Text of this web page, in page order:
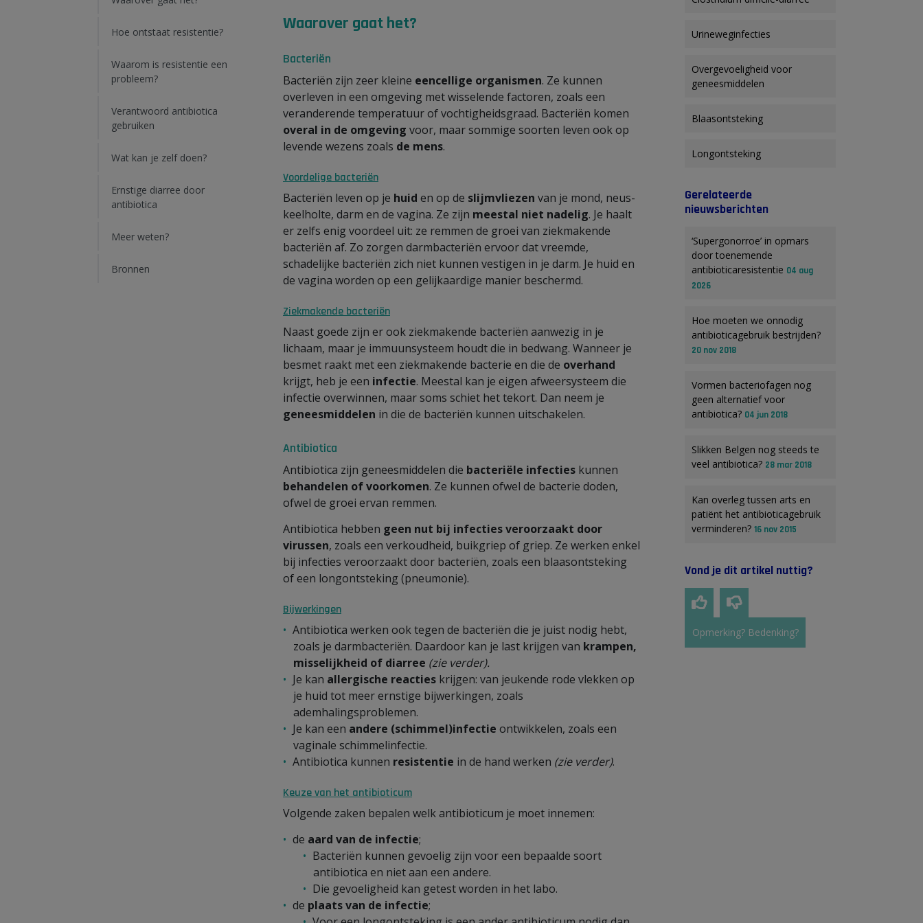
Hoe ontstaat resistentie?
Waarom is resistentie een
probleem?
Verantwoord antibiotica
gebruiken
Wat kan je zelf doen?
Ernstige diarree door
antibiotica
Meer weten?
Bronnen
Waarover gaat het?
Bacteriën
Bacteriën zijn zeer kleine eencellige organismen. Ze kunnen
overleven in een omgeving met wisselende factoren, zoals een
veranderende temperatuur of vochtigheidsgraad. Bacteriën komen
overal in de omgeving voor, maar sommige soorten leven ook op
levende wezens zoals de mens.
Voordelige bacteriën
Bacteriën leven op je huid en op de slijmvliezen van je mond, neus-
keelholte, darm en de vagina. Ze zijn meestal niet nadelig. Je haalt
er zelfs enig voordeel uit: ze remmen de groei van ziekmakende
bacteriën af. Zo zorgen darmbacteriën ervoor dat vreemde,
schadelijke bacteriën zich niet kunnen vestigen in je darm. Je huid en
de vagina worden op een gelijkaardige manier beschermd.
Ziekmakende bacteriën
Naast goede zijn er ook ziekmakende bacteriën aanwezig in je
lichaam, maar je immuunsysteem houdt die in bedwang. Wanneer je
besmet raakt met een ziekmakende bacterie en die de overhand
krijgt, heb je een infectie. Meestal kan je eigen afweersysteem die
infectie overwinnen, maar soms schiet het tekort. Dan neem je
geneesmiddelen in die de bacteriën kunnen uitschakelen.
Antibiotica
Antibiotica zijn geneesmiddelen die bacteriële infecties kunnen
behandelen of voorkomen. Ze kunnen ofwel de bacterie doden,
ofwel de groei ervan remmen.
Antibiotica hebben geen nut bij infecties veroorzaakt door
virussen, zoals een verkoudheid, buikgriep of griep. Ze werken enkel
bij infecties veroorzaakt door bacteriën, zoals een blaasontsteking
of een longontsteking (pneumonie).
Bijwerkingen
Antibiotica werken ook tegen de bacteriën die je juist nodig hebt,
zoals je darmbacteriën. Daardoor kan je last krijgen van krampen,
misselijkheid of diarree (zie verder).
Je kan allergische reacties krijgen: van jeukende rode vlekken op
je huid tot meer ernstige bijwerkingen, zoals
ademhalingsproblemen.
Je kan een andere (schimmel)infectie ontwikkelen, zoals een
vaginale schimmelinfectie.
Antibiotica kunnen resistentie in de hand werken (zie verder).
Keuze van het antibioticum
Volgende zaken bepalen welk antibioticum je moet innemen:
de aard van de infectie;
Bacteriën kunnen gevoelig zijn voor een bepaalde soort
antibiotica en niet aan een andere.
Die gevoeligheid kan getest worden in het labo.
de plaats van de infectie;
Urineweginfecties
Overgevoeligheid voor
geneesmiddelen
Blaasontsteking
Longontsteking
Gerelateerde
nieuwsberichten
‘Supergonorroe’ in opmars
door toenemende
antibioticaresistentie 04 aug
2026
Hoe moeten we onnodig
antibioticagebruik bestrijden?
20 nov 2018
Vormen bacteriofagen nog
geen alternatief voor
antibiotica? 04 jun 2018
Slikken Belgen nog steeds te
veel antibiotica? 28 mar 2018
Kan overleg tussen arts en
patiënt het antibioticagebruik
verminderen? 16 nov 2015
Vond je dit artikel nuttig?
Opmerking? Bedenking?